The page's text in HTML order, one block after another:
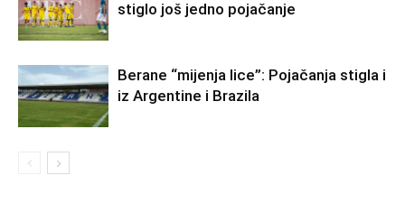
stiglo još jedno pojačanje
Berane “mijenja lice”: Pojačanja stigla i
iz Argentine i Brazila